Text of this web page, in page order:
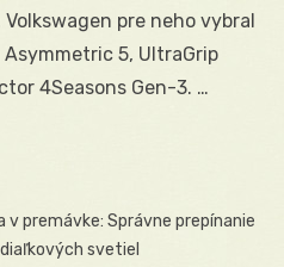
pre neho vybral
Asymmetric 5, UltraGrip
4Seasons Gen-3. …
v premávke: Správne prepínanie
svetiel